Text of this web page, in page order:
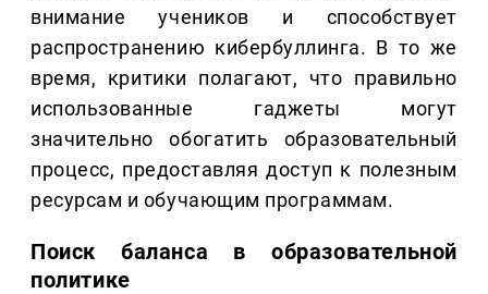
внимание учеников и способствует
распространению кибербуллинга. В то же
время, критики полагают, что правильно
использованные гаджеты могут
значительно обогатить образовательный
процесс, предоставляя доступ к полезным
ресурсам и обучающим программам.
Поиск баланса в образовательной
политике